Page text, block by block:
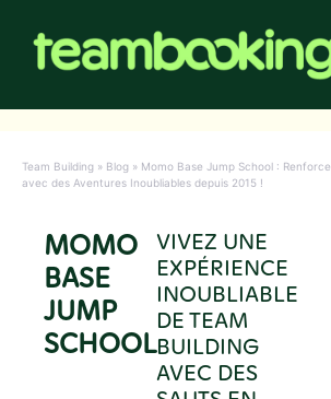
contenu
Team Building » Blog » Momo Base Jump School :
avec des Aventures Inoubliables depuis 2015 !
MOMO
BASE
JUMP
SCHOOL
VIVEZ UNE
EXPÉRIENCE
INOUBLIABLE
DE TEAM
BUILDING
AVEC DES